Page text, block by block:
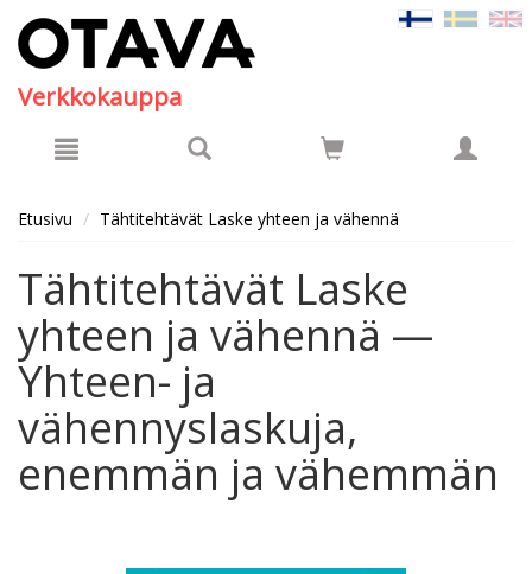
Verkkokauppa
Etusivu Tähtitehtävät Laske yhteen ja vähennä
Tähtitehtävät Laske
yhteen ja vähennä —
Yhteen- ja
vähennyslaskuja,
enemmän ja vähemmän